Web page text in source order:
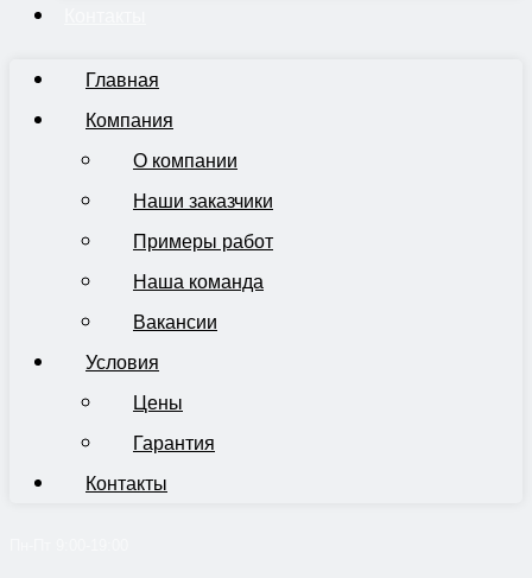
Главная
Компания
О компании
Наши заказчики
Примеры работ
Наша команда
Вакансии
Условия
Цены
Гарантия
Контакты